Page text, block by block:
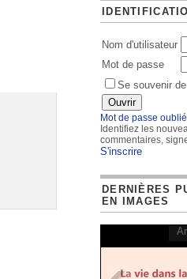
Nom d'utilisateur
Mot de passe
Se souvenir
Mot de passe
Identifiez les
commentaires,
S'inscrire
DERNIÈRES
EN IMAGES